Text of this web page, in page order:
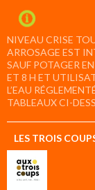
NIVEAU CRISE
ARROSAGE EST
SAUF POTAGER
ET 8 H ET
L’EAU
TABLEAUX CI-
LES TROIS